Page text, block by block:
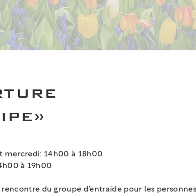
mercredi: 14h00 à 18h00
à 19h00
rencontre du groupe d’entraide pour les